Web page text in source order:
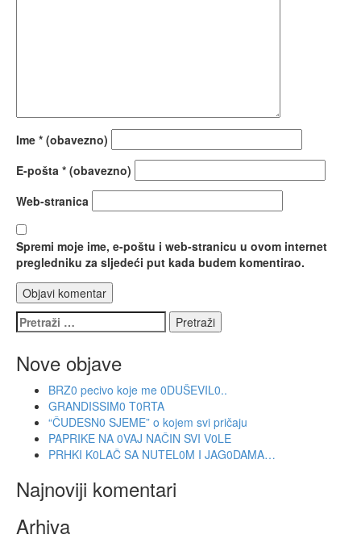
Ime * (obavezno)
E-pošta * (obavezno)
Web-stranica
Spremi moje ime, e-poštu i web-stranicu u ovom internet
pregledniku za sljedeći put kada budem komentirao.
Pretraži:
Nove objave
BRZ0 pecivo koje me 0DUŠEVIL0..
GRANDISSIM0 T0RTA
“ČUDESN0 SJEME” o kojem svi pričaju
PAPRIKE NA 0VAJ NAČIN SVI V0LE
PRHKI K0LAČ SA NUTEL0M I JAG0DAMA…
Najnoviji komentari
Arhiva